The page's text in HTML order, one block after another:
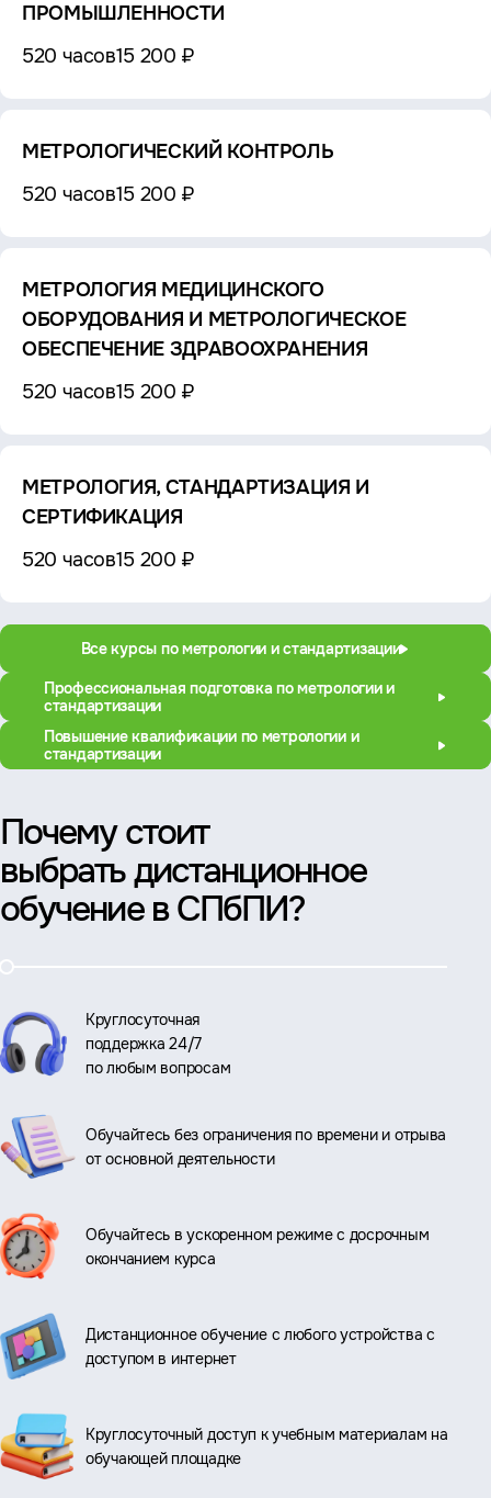
ПРОМЫШЛЕННОСТИ
520 часов15 200 ₽
МЕТРОЛОГИЧЕСКИЙ КОНТРОЛЬ
520 часов15 200 ₽
МЕТРОЛОГИЯ МЕДИЦИНСКОГО
ОБОРУДОВАНИЯ И МЕТРОЛОГИЧЕСКОЕ
ОБЕСПЕЧЕНИЕ ЗДРАВООХРАНЕНИЯ
520 часов15 200 ₽
МЕТРОЛОГИЯ, СТАНДАРТИЗАЦИЯ И
СЕРТИФИКАЦИЯ
520 часов15 200 ₽
Все курсы по метрологии и стандартизации
Профессиональная подготовка по метрологии и
стандартизации
Повышение квалификации по метрологии и
стандартизации
Почему стоит
выбрать дистанционное
обучение в СПбПИ?
Круглосуточная
поддержка 24/7
по любым вопросам
Обучайтесь без ограничения по времени и отрыва
от основной деятельности
Обучайтесь в ускоренном режиме с досрочным
окончанием курса
Дистанционное обучение с любого устройства с
доступом в интернет
Круглосуточный доступ к учебным материалам на
обучающей площадке